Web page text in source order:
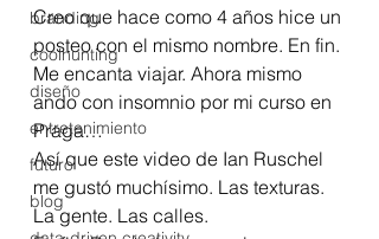
branding
coolhunting
diseño
entretenimiento
futuro
blog
Creo que hace como 4 años hice un
posteo con el mismo nombre. En fin.
Me encanta viajar. Ahora mismo
ando con insomnio por mi curso en
Praga…
Así que este video de Ian Ruschel
me gustó muchísimo. Las texturas.
La gente. Las calles.